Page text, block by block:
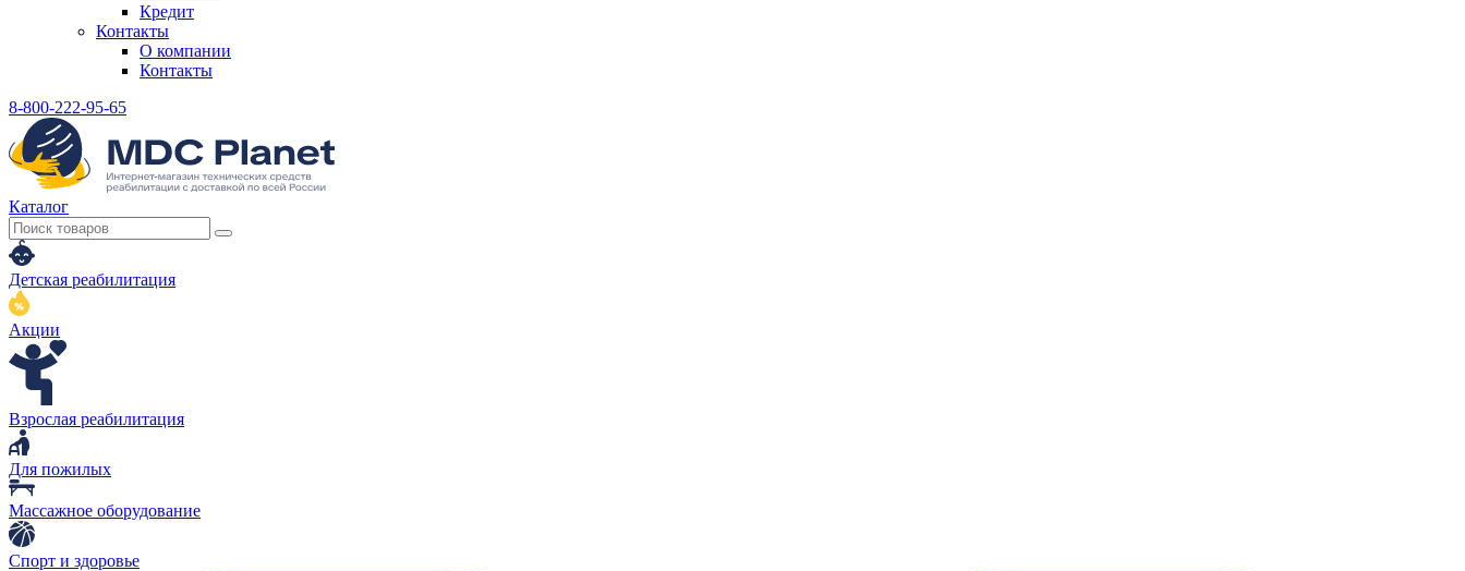
Кредит
Контакты
О компании
Контакты
8-800-222-95-65
Каталог
Детская реабилитация
Акции
Взрослая реабилитация
Для пожилых
Массажное оборудование
Спорт и здоровье